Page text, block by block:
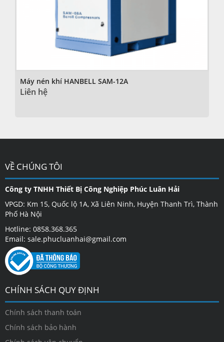
Máy nén khí HANBELL SAM-12A
Liên hệ
VỀ CHÚNG TÔI
Công ty TNHH Thiết Bị Công Nghiệp Phúc Luân Hải
VPGD: Km 15, Quốc lộ 1A, Xã Liên Ninh, Huyện Thanh Trì, Thành
Phố Hà Nội
Hotline: 0858.368.365
Email: sale.phucluanhai@gmail.com
CHÍNH SÁCH QUY ĐỊNH
Chính sách thanh toán
Chính sách bảo hành